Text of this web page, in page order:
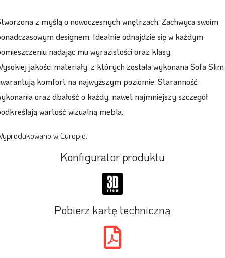
z myślą o nowoczesnych wnętrzach. Zachwyca swoim
designem. Idealnie odnajdzie się w każdym
nadając mu wyrazistości oraz klasy.
jakości materiały, z których została wykonana Sofa Slim
komfort na najwyższym poziomie. Staranność
oraz dbałość o każdy, nawet najmniejszy szczegół
wartość wizualną mebla.
w Europie.
Konfigurator produktu
Pobierz kartę techniczną